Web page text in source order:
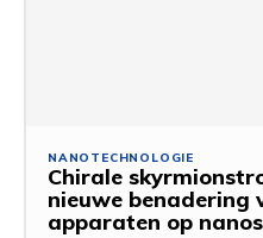
NANOTECHNOLOGIE
Chirale
nieuwe benadering
apparaten op